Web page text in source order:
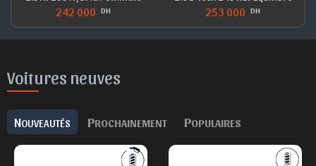
242 000 DH 253 000 DH
Voitures neuves
NOUVEAUTÉS PROCHAINEMENT POPULAIRES